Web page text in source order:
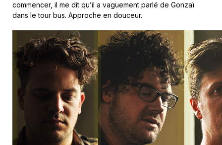
commencer, il me dit qu’il a vaguement parlé de Gonzaï
dans le tour bus. Approche en douceur.